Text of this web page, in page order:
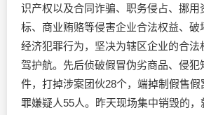
识产权以及合同诈骗、职务侵占、挪用
标、商业贿赂等侵害企业合法权益、破
经济犯罪行为，坚决为辖区企业的合法
驾护航。先后侦破假冒伪劣商品、侵犯
件，打掉涉案团伙28个，端掉制假售
罪嫌疑人55人。昨天现场集中销毁的